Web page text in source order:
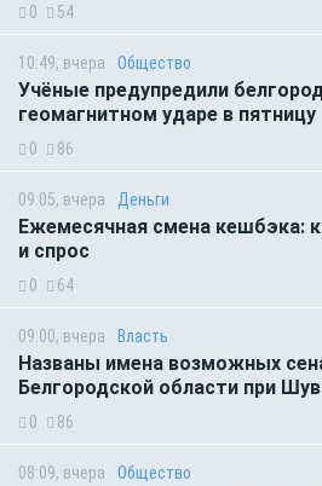
0 54
10:49, вчера Общество
Учёные предупредили
геомагнитном ударе в пятницу
0 86
09:05, вчера Деньги
Ежемесячная смена кешбэка:
и спрос
0 64
09:00, вчера Власть
Названы имена возможных
Белгородской области при
0 86
08:09, вчера Общество